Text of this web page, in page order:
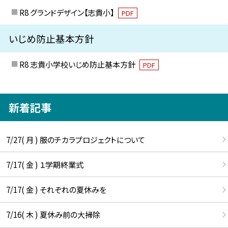
R8 グランドデザイン【志貴小】 PDF
いじめ防止基本方針
R8 志貴小学校いじめ防止基本方針 PDF
新着記事
7/27( 月 ) 服のチカラプロジェクトについて
7/17( 金 ) １学期終業式
7/17( 金 ) それぞれの夏休みを
7/16( 木 ) 夏休み前の大掃除